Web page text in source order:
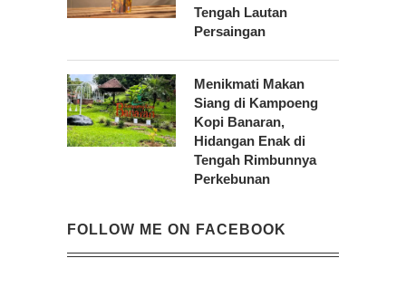
Tengah Lautan
Persaingan
Menikmati Makan
Siang di Kampoeng
Kopi Banaran,
Hidangan Enak di
Tengah Rimbunnya
Perkebunan
FOLLOW ME ON FACEBOOK